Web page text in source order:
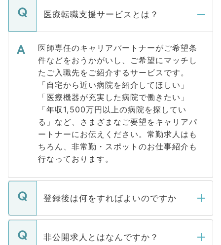
医療転職支援サービスとは？
医師専任のキャリアパートナーがご希望条
件などをおうかがいし、ご希望にマッチし
たご入職先をご紹介するサービスです。
「自宅から近い病院を紹介してほしい」
「医療機器が充実した病院で働きたい」
「年収1,500万円以上の病院を探してい
る」など、さまざまなご要望をキャリアパ
ートナーにお伝えください。常勤求人はも
ちろん、非常勤・スポットのお仕事紹介も
行なっております。
登録後は何をすればよいのですか
ご登録いただきましたら、弊社担当者がご
登録内容を確認し、その後メールもしくは
非公開求人とはなんですか？